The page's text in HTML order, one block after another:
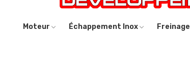
Moteur Échappement Inox Freinage